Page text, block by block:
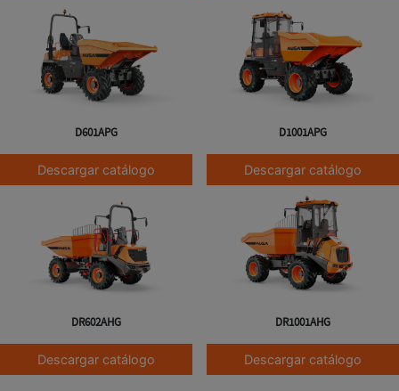
D601APG
Descargar catálogo
D1001APG
Descargar catálogo
DR602AHG
Descargar catálogo
DR1001AHG
Descargar catálogo